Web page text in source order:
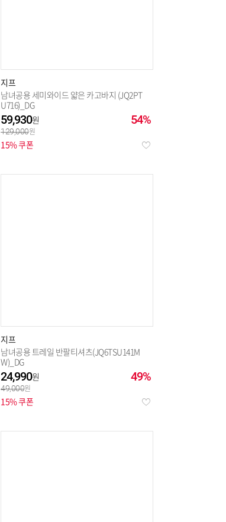
지프
남녀공용 세미와이드 얇은 카고바지 (JQ2PT
U716)_DG
54%
59,930
129,000
15% 쿠폰
지프
남녀공용 트레일 반팔티셔츠(JQ6TSU141M
W)_DG
49%
24,990
49,000
15% 쿠폰